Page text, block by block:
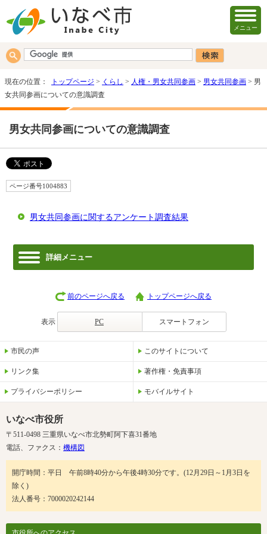
メニュー
現在の位置： トップページ > くらし > 人権・男女共同参画 > 男女共同参画 > 男
女共同参画についての意識調査
男女共同参画についての意識調査
ページ番号1004883
男女共同参画に関するアンケート調査結果
詳細メニュー
前のページへ戻る トップページへ戻る
表示 PC スマートフォン
市民の声 このサイトについて
リンク集 著作権・免責事項
プライバシーポリシー モバイルサイト
いなべ市役所
〒511-0498 三重県いなべ市北勢町阿下喜31番地
電話、ファクス： 機構図
開庁時間：平日 午前8時40分から午後4時30分です。(12月29日～1月3日を
除く)
法人番号：7000020242144